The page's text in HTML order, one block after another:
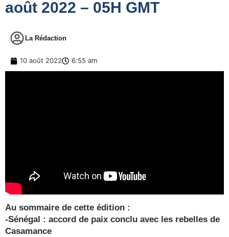
août 2022 – 05H GMT
La Rédaction
10 août 2022 6:55 am
Au sommaire de cette édition :
-Sénégal : accord de paix conclu avec les rebelles de
Casamance